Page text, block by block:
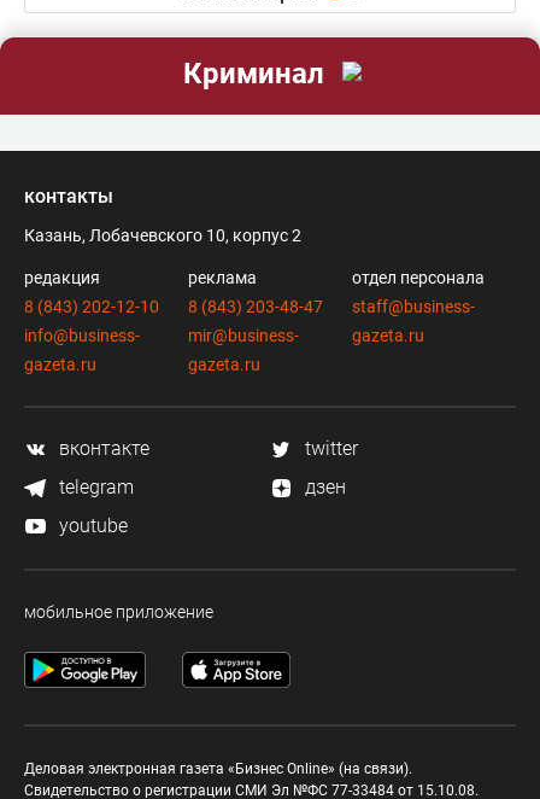
Криминал
контакты
Казань, Лобачевского 10, корпус 2
редакция
8 (843) 202-12-10
info@business-
gazeta.ru
реклама
8 (843) 203-48-47
mir@business-
gazeta.ru
отдел персонала
staff@business-
gazeta.ru
вконтакте
twitter
telegram
дзен
youtube
мобильное приложение
Деловая электронная газета «Бизнес Online» (на связи).
Свидетельство о регистрации СМИ Эл №ФС 77-33484 от 15.10.08.